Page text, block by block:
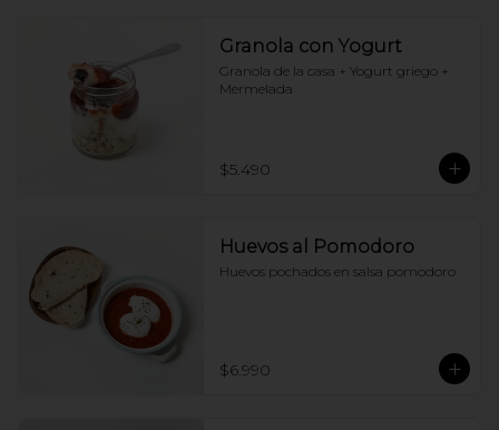
Granola con Yogurt
Granola de la casa + Yogurt griego +
Mermelada
$5.490
Huevos al Pomodoro
Huevos pochados en salsa pomodoro
$6.990